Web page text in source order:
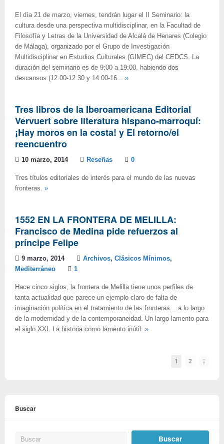
El día 21 de marzo, viernes, tendrán lugar el II Seminario: la
cultura desde una perspectiva multidisciplinar, en la Facultad de
Filosofía y Letras de la Universidad de Alcalá de Henares (Colegio
de Málaga), organizado por el Grupo de Investigación
Multidisciplinar en Estudios Culturales (GIMEC) del CEDCS. La
duración del seminario es de 9:00 a 19:00, habiendo dos
descansos (12:00-12:30 y 14:00-16... »
Tres libros de la Iberoamericana Editorial
Vervuert sobre literatura hispano-marroquí:
¡Hay moros en la costa! y El retorno/el
reencuentro
10 marzo, 2014 Reseñas 0
Tres títulos editoriales de interés para el mundo de las nuevas
fronteras. »
1552 EN LA FRONTERA DE MELILLA:
Francisco de Medina pide refuerzos al
príncipe Felipe
9 marzo, 2014 Archivos, Clásicos Mínimos,
Mediterráneo
1
Hace cinco siglos, la frontera de Melilla tiene unos perfiles de
tanta actualidad que parece un ejemplo claro de falta de
imaginación política en el tratamiento de las fronteras... a lo largo
de la modernidad y de la contemporaneidad. Un largo lamento para
el siglo XXI. La historia como lamento inútil. »
1 2
Buscar